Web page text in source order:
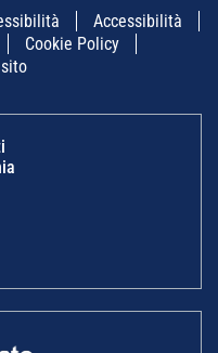
Accessibilità
Cookie Policy